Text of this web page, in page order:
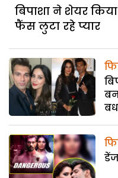
बिपाशा ने शेयर
फैंस लुटा रहे प्यार